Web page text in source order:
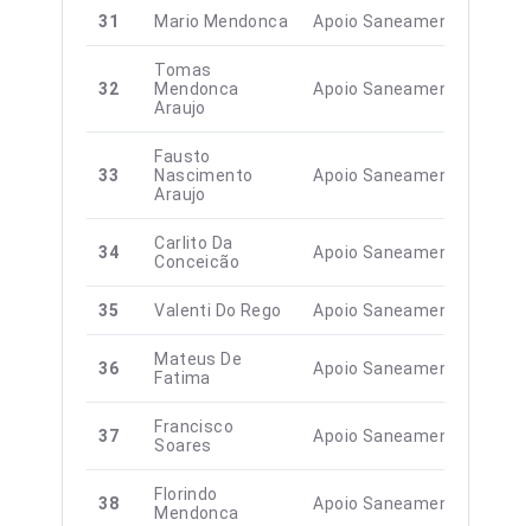
31 Mario Mendonca Apoio Saneamento
32
Tomas
Mendonca
Araujo
Apoio Saneamento
33
Fausto
Nascimento
Araujo
Apoio Saneamento
34
Carlito Da
Conceicão
Apoio Saneamento
35 Valenti Do Rego Apoio Saneamento
36
Mateus De
Fatima
Apoio Saneamento
37
Francisco
Soares
Apoio Saneamento
38
Florindo
Mendonca
Apoio Saneamento